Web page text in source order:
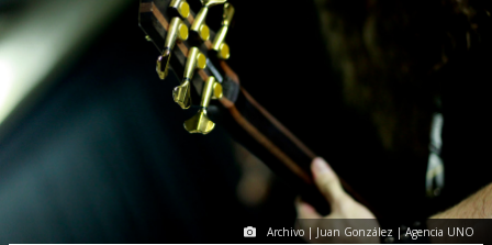
Archivo | Juan González | Agencia UNO